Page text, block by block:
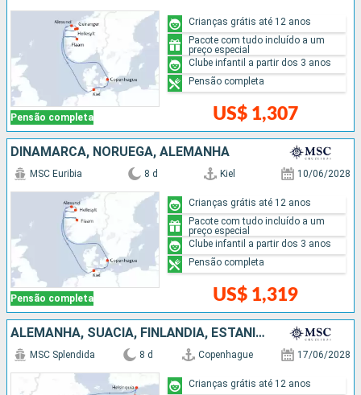
Pensão completa US$ 1,307
Crianças grátis até 12 anos
Pacote com tudo incluído a um
preço especial
Clube infantil a partir dos 3 anos
Pensão completa
DINAMARCA, NORUEGA, ALEMANHA
Pensão completa
MSC Euribia 8 d Kiel 10/06/2028
US$ 1,319
Crianças grátis até 12 anos
Pacote com tudo incluído a um
preço especial
Clube infantil a partir dos 3 anos
Pensão completa
ALEMANHA, SUÃCIA, FINLÃNDIA, ESTÃNIA, DINAMARCA
MSC Splendida 8 d Copenhague 17/06/2028
Crianças grátis até 12 anos